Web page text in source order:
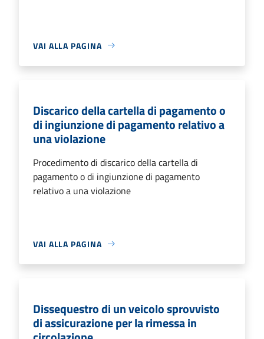
VAI ALLA PAGINA
Discarico della cartella di pagamento o
di ingiunzione di pagamento relativo a
una violazione
Procedimento di discarico della cartella di
pagamento o di ingiunzione di pagamento
relativo a una violazione
VAI ALLA PAGINA
Dissequestro di un veicolo sprovvisto
di assicurazione per la rimessa in